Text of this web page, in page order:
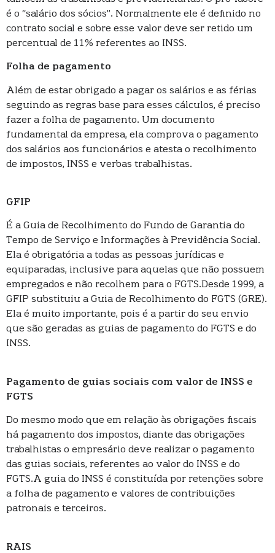
é o “salário dos sócios”. Normalmente ele é definido no
contrato social e sobre esse valor deve ser retido um
percentual de 11% referentes ao INSS.
Folha de pagamento
Além de estar obrigado a pagar os salários e as férias
seguindo as regras base para esses cálculos, é preciso
fazer a folha de pagamento. Um documento
fundamental da empresa, ela comprova o pagamento
dos salários aos funcionários e atesta o recolhimento
de impostos, INSS e verbas trabalhistas.
GFIP
É a Guia de Recolhimento do Fundo de Garantia do
Tempo de Serviço e Informações à Previdência Social.
Ela é obrigatória a todas as pessoas jurídicas e
equiparadas, inclusive para aquelas que não possuem
empregados e não recolhem para o FGTS.Desde 1999, a
GFIP substituiu a Guia de Recolhimento do FGTS (GRE).
Ela é muito importante, pois é a partir do seu envio
que são geradas as guias de pagamento do FGTS e do
INSS.
Pagamento de guias sociais com valor de INSS e
FGTS
Do mesmo modo que em relação às obrigações fiscais
há pagamento dos impostos, diante das obrigações
trabalhistas o empresário deve realizar o pagamento
das guias sociais, referentes ao valor do INSS e do
FGTS.A guia do INSS é constituída por retenções sobre
a folha de pagamento e valores de contribuições
patronais e terceiros.
RAIS